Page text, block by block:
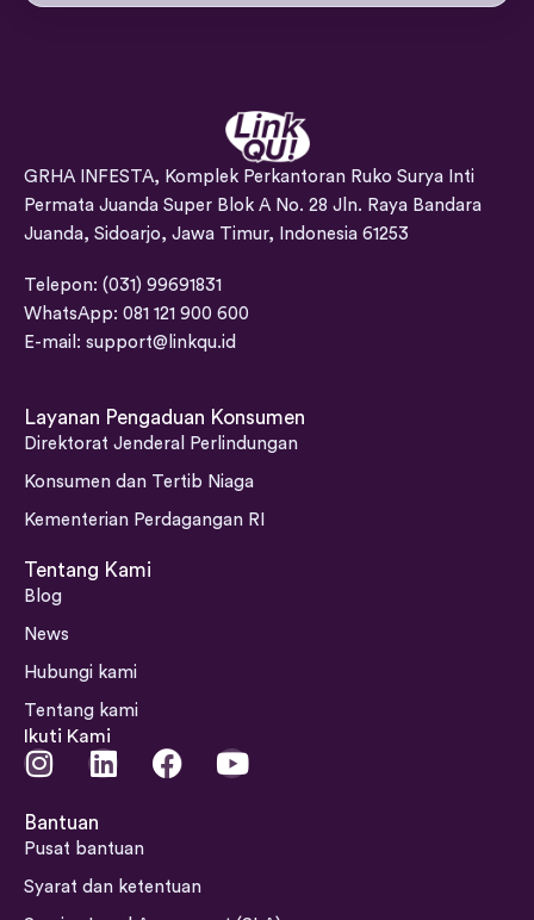
GRHA INFESTA, Komplek Perkantoran Ruko Surya Inti
Permata Juanda Super Blok A No. 28 Jln. Raya Bandara
Juanda, Sidoarjo, Jawa Timur, Indonesia 61253
Telepon: (031) 99691831
WhatsApp: 081 121 900 600
E-mail: support@linkqu.id
Layanan Pengaduan Konsumen
Direktorat Jenderal Perlindungan
Konsumen dan Tertib Niaga
Kementerian Perdagangan RI
Tentang Kami
Blog
News
Hubungi kami
Tentang kami
Ikuti Kami
I
s
t
a
L
k
e
F
b
Y
b
Bantuan
Pusat bantuan
Syarat dan ketentuan